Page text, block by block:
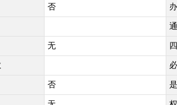
否
无
否